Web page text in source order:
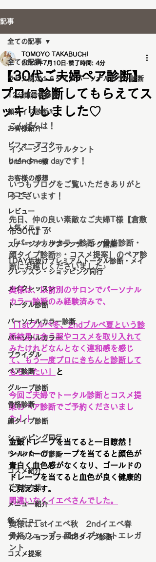
記事
全ての記事
ラピス認定１６タイプパーソナルカラー診断
12分類骨格診断
顔タイプ診断®️
お客様紹介
ビフォーアフター
リピーター様
お客様の感想
口コミ
レビュー
人気メニュー
ステージアップブランディング講座
1DAY垢抜けプレミアムトータル診断・メイ
クレッスン・ショッピング同行
メイクレッスン
トータル診断
パーソナルカラー診断
パーソナルカラー
ブライダル
ペア診断
グループ診断
骨格診断
顔タイプ診断
ショッピング同行
ワードローブ診断
コスメ紹介
ご予約方法
メニュー紹介
新メニュー
ファッションカラー48タイプ診断
コスメ提案
全ての記事
【30代ご夫婦ペア診断】
プロに診断してもらえてス
ッキリしました♡
TOMOYO TAKABUCHI
2023年7月10日 読了時間: 4分
こんばんは！
イメージコンサルタント
brand new dayです！
いつもブログをご覧いただきありがと
うございます！
先日、仲の良い素敵なご夫婦T様【倉敷
市30代】が
「パーソナルカラー診断・骨格診断・
顔タイプ診断®︎・コスメ提案」のペア診
断にお越しくださいました♪
奥様は、以前別のサロンでパーソナル
カラー診断のみ経験済みで、
「1stブルベ冬、2ndブルベ夏という診
断結果に合う服やコスメを取り入れて
みたけれどなんとなく違和感を感じ
て、もう一度プロにきちんと診断して
もらいたい」
と
今回ご夫婦でトータル診断とコスメ提
案のペア診断でご予約くださいまし
た！！
金銀ドレープを当てると一目瞭然！
シルバーのドレープを当てると顔色が
青白く血色感がなくなり、ゴールドの
ドレープを当てると血色が良く健康的
に見えます。
間違いなくイエベさんでした。
奥様は１stイエベ秋　2ndイエベ春
骨格ウェーブ　顔タイプソフトエレガ
ント